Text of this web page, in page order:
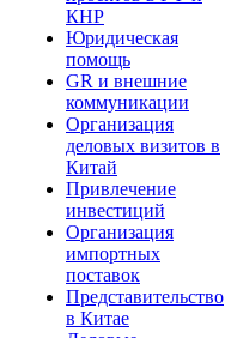
КНР
Юридическая
помощь
GR и внешние
коммуникации
Организация
деловых визитов в
Китай
Привлечение
инвестиций
Организация
импортных
поставок
Представительство
в Китае